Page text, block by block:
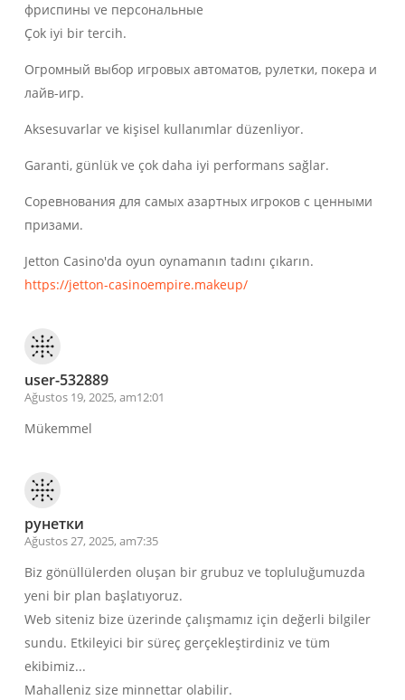
фриспины ve персональные
Çok iyi bir tercih.
Огромный выбор игровых автоматов, рулетки, покера и
лайв-игр.
Aksesuvarlar ve kişisel kullanımlar düzenliyor.
Garanti, günlük ve çok daha iyi performans sağlar.
Соревнования для самых азартных игроков с ценными
призами.
Jetton Casino'da oyun oynamanın tadını çıkarın.
https://jetton-casinoempire.makeup/
user-532889
Ağustos 19, 2025, am12:01
Mükemmel
рунетки
Ağustos 27, 2025, am7:35
Biz gönüllülerden oluşan bir grubuz ve topluluğumuzda
yeni bir plan başlatıyoruz.
Web siteniz bize üzerinde çalışmamız için değerli bilgiler
sundu. Etkileyici bir süreç gerçekleştirdiniz ve tüm
ekibimiz...
Mahalleniz size minnettar olabilir.